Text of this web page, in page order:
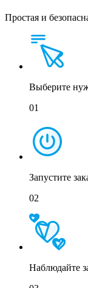
Простая и
Выберите
01
Запустите
02
Наблюдайте